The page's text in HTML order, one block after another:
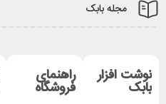
مجله بابک
نوشت افزار
بابک
راهنمای
فروشگاه